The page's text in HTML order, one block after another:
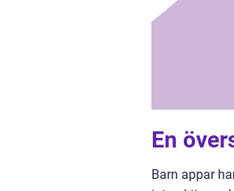
En
Barn appar